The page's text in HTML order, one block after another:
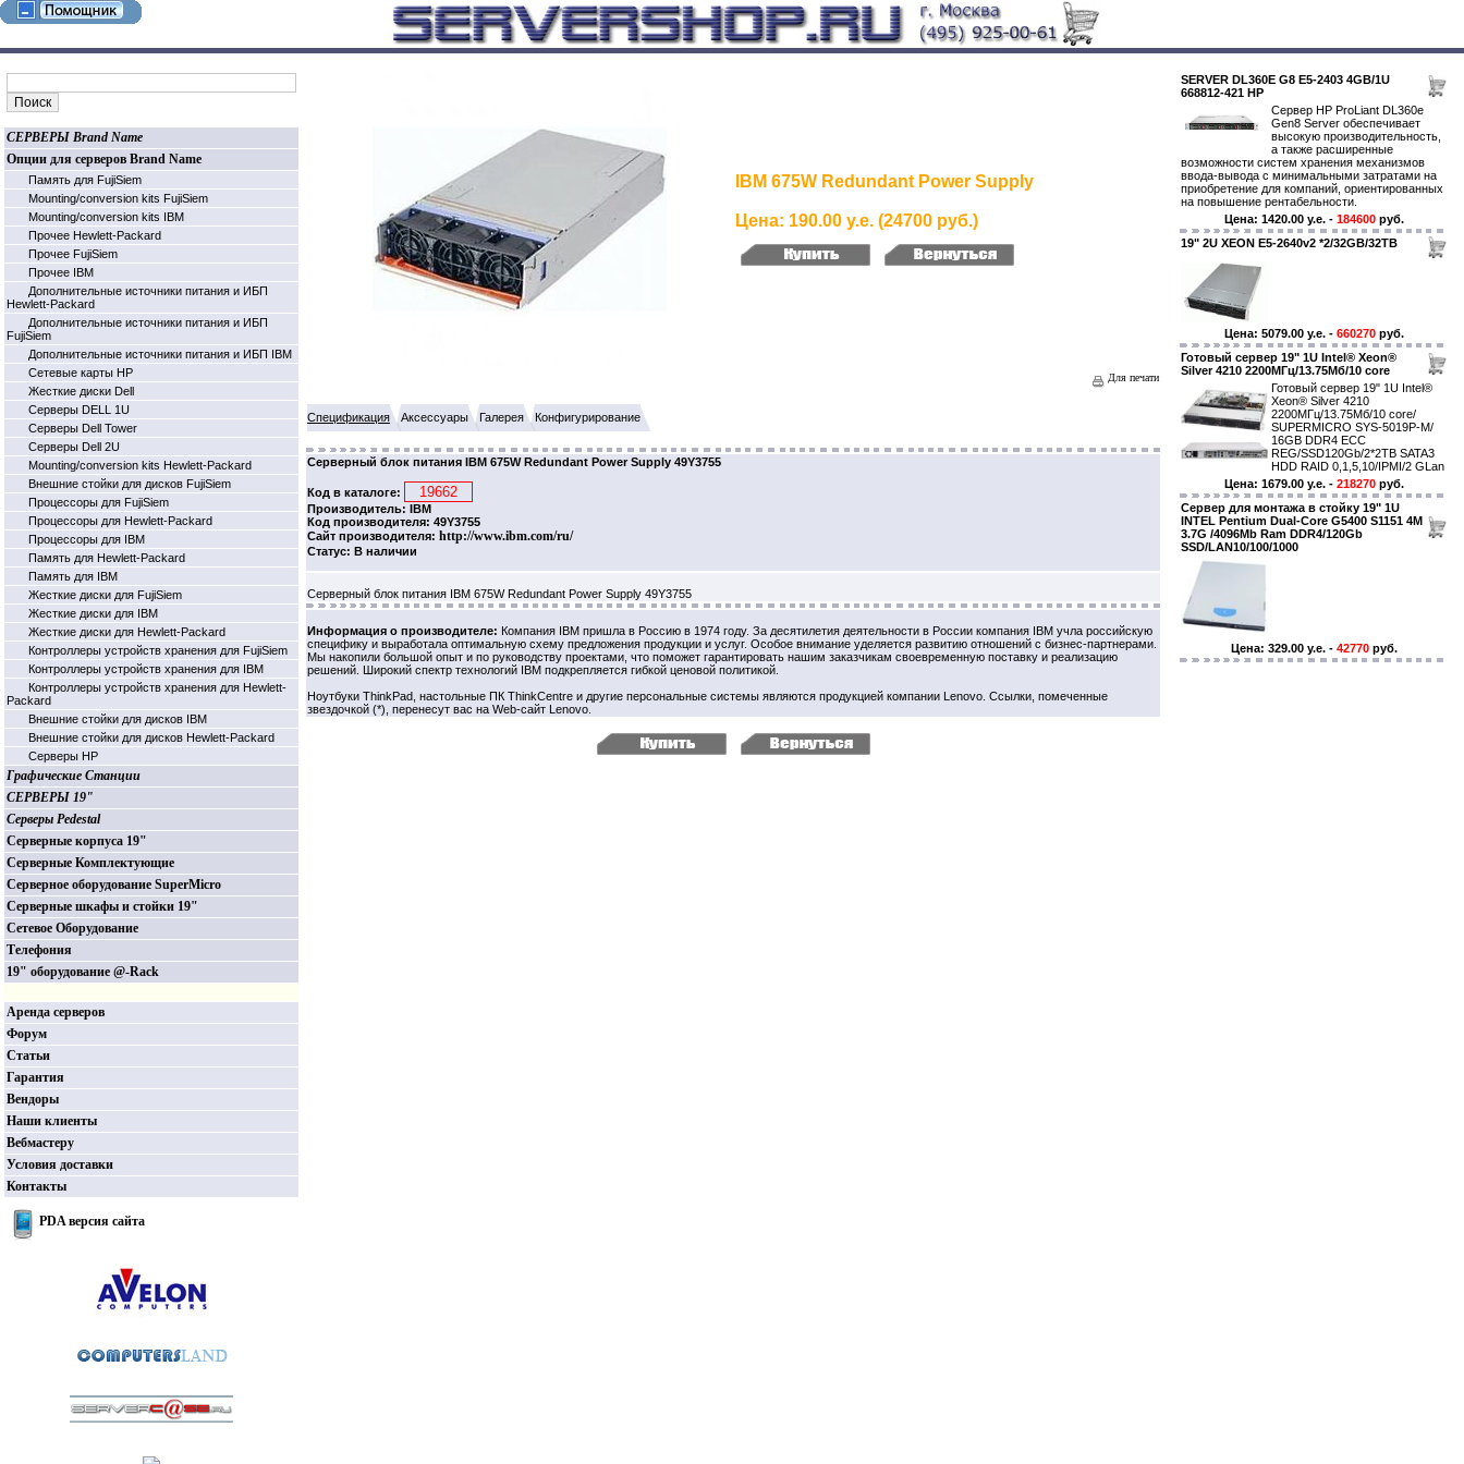
СЕРВЕРЫ Brand Name
Опции для серверов Brand Name
Память для FujiSiem
Mounting/conversion kits FujiSiem
Mounting/conversion kits IBM
Прочее Hewlett-Packard
Прочее FujiSiem
Прочее IBM
Дополнительные источники питания и ИБП
Hewlett-Packard
Дополнительные источники питания и ИБП
FujiSiem
Дополнительные источники питания и ИБП IBM
Cетевые карты HP
Жесткие диски Dell
Серверы DELL 1U
Серверы Dell Tower
Серверы Dell 2U
Mounting/conversion kits Hewlett-Packard
Внешние стойки для дисков FujiSiem
Процессоры для FujiSiem
Процессоры для Hewlett-Packard
Процессоры для IBM
Память для Hewlett-Packard
Память для IBM
Жесткие диски для FujiSiem
Жесткие диски для IBM
Жесткие диски для Hewlett-Packard
Контроллеры устройств хранения для FujiSiem
Контроллеры устройств хранения для IBM
Контроллеры устройств хранения для Hewlett-
Packard
Внешние стойки для дисков IBM
Внешние стойки для дисков Hewlett-Packard
Серверы HP
Графические Станции
СЕРВЕРЫ 19"
Серверы Pedestal
Серверные корпуса 19"
Серверные Комплектующие
Серверное оборудование SuperMicro
Серверные шкафы и стойки 19"
Сетевое Оборудование
Телефония
19" оборудование @-Rack
Аренда серверов
Форум
Статьи
Гарантия
Вендоры
Наши клиенты
Вебмастеру
Условия доставки
Контакты
PDA версия сайта
IBM 675W Redundant Power Supply
Цена: 190.00 у.е. (24700 руб.)
Для печати
Спецификация Аксессуары Галерея Конфигурирование
Серверный блок питания IBM 675W Redundant Power Supply 49Y3755
Код в каталоге:
Производитель: IBM
Код производителя: 49Y3755
Сайт производителя: http://www.ibm.com/ru/
Статус: В наличии
Серверный блок питания IBM 675W Redundant Power Supply 49Y3755
Информация о производителе: Компания IBM пришла в Россию в 1974 году. За десятилетия деятельности в России компания IBM учла российскую
специфику и выработала оптимальную схему предложения продукции и услуг. Особое внимание уделяется развитию отношений с бизнес-партнерами.
Мы накопили большой опыт и по руководству проектами, что поможет гарантировать нашим заказчикам своевременную поставку и реализацию
решений. Широкий спектр технологий IBM подкрепляется гибкой ценовой политикой.
Ноутбуки ThinkPad, настольные ПК ThinkCentre и другие персональные системы являются продукцией компании Lenovo. Ссылки, помеченные
звездочкой (*), перенесут вас на Web-сайт Lenovo.
SERVER DL360E G8 E5-2403 4GB/1U
668812-421 HP
Сервер HP ProLiant DL360e
Gen8 Server обеспечивает
высокую производительность,
а также расширенные
возможности систем хранения механизмов
ввода-вывода с минимальными затратами на
приобретение для компаний, ориентированных
на повышение рентабельности.
Цена: 1420.00 y.e. - 184600руб.
19" 2U XEON E5-2640v2 *2/32GB/32TB
Цена: 5079.00 y.e. - 660270руб.
Готовый сервер 19" 1U Intel® Xeon®
Silver 4210 2200МГц/13.75Мб/10 core
Готовый сервер 19" 1U Intel®
Xeon® Silver 4210
2200МГц/13.75Мб/10 core/
SUPERMICRO SYS-5019P-M/
16GB DDR4 ECC
REG/SSD120Gb/2*2TB SATA3
HDD RAID 0,1,5,10/IPMI/2 GLan
Цена: 1679.00 y.e. - 218270руб.
Сервер для монтажа в стойку 19" 1U
INTEL Pentium Dual-Core G5400 S1151 4M
3.7G /4096Mb Ram DDR4/120Gb
SSD/LAN10/100/1000
Цена: 329.00 y.e. - 42770руб.